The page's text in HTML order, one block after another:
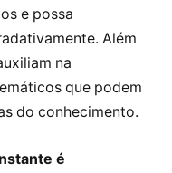
e possa
Além
na
que podem
do conhecimento.
é